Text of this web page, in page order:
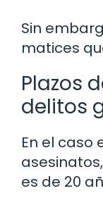
Sin
matices
Plazos
delitos
En el caso
es de 20